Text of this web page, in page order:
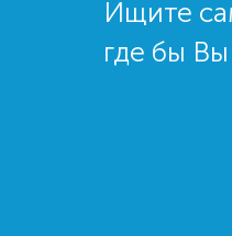
Ищите
где бы